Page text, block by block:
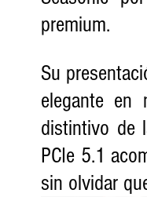
premium.
Su
elegante en
distintivo de
PCIe 5.1
sin olvidar